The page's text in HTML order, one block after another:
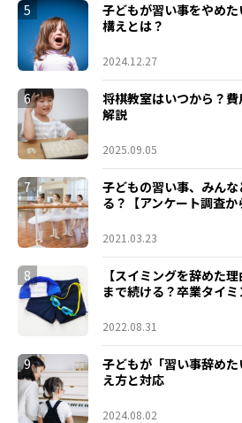
5
子どもが習い事をやめ
構えとは？
2024.12.27
6
将棋教室はいつから？
解説
2025.09.05
7
子どもの習い事、みん
る？【アンケート調査か
2021.03.23
8
【スイミングを辞めた
まで続ける？卒業タイ
2022.08.31
9
子どもが「習い事辞め
え方と対応
2024.08.02